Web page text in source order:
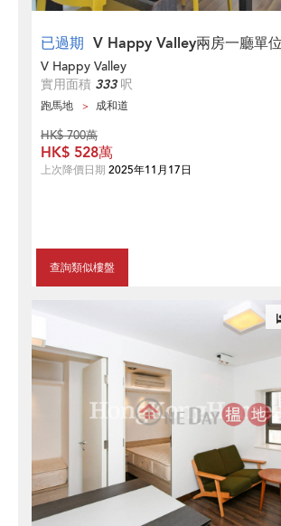
已過期 V Happy Valley兩房一廳單
V Happy Valley
實用面積 333呎
跑馬地 成和道
查詢類似樓盤
HK$ 700萬
HK$ 528萬
上次降價日期 2025年11月17日